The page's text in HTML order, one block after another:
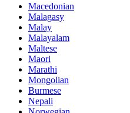
Macedonian
Malagasy
Malay
Malayalam
Maltese
Maori
Marathi
Mongolian
Burmese
Nepali